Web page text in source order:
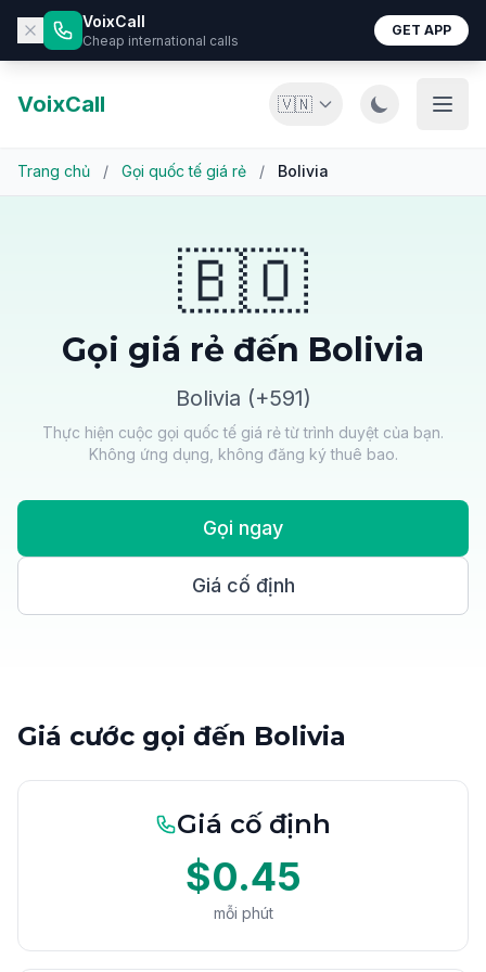
VoixCall
Cheap international calls
GET APP
VoixCall 🇻🇳
Trang chủ / Gọi quốc tế giá rẻ / Bolivia
🇧🇴
Gọi giá rẻ đến Bolivia
Bolivia (+591)
Thực hiện cuộc gọi quốc tế giá rẻ từ trình duyệt của bạn.
Không ứng dụng, không đăng ký thuê bao.
Gọi ngay
Giá cố định
Giá cước gọi đến Bolivia
Giá cố định
$0.45
mỗi phút